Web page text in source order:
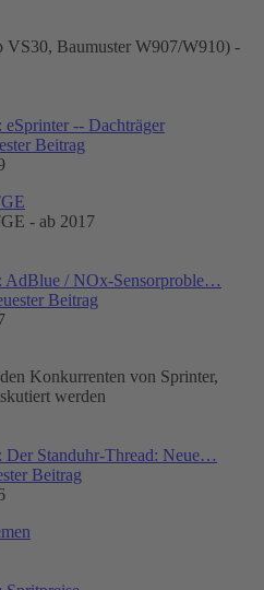
VS30, Baumuster W907/W910) -
eSprinter -- Dachträger
Beitrag
- ab 2017
AdBlue / NOx-Sensorproble…
Beitrag
Konkurrenten von Sprinter,
werden
Der Standuhr-Thread: Neue…
Beitrag